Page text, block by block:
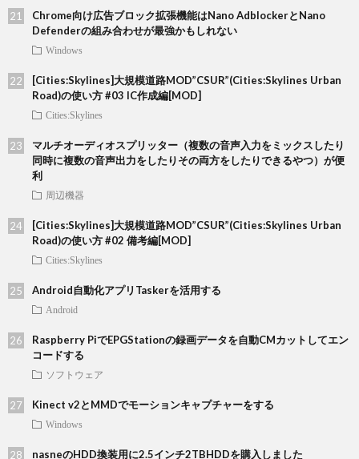
Chrome向け広告ブロック拡張機能はNano AdblockerとNano
Defenderの組み合わせが最強かもしれない
Windows
[Cities:Skylines]大規模道路MOD”CSUR”(Cities:Skylines Urban
Road)の使い方 #03 IC作成編[MOD]
Cities:Skylines
マルチオーディオスプリッター（複数の音声入力をミックスしたり
同時に複数の音声出力をしたりその両方をしたりできるやつ）が便
利
周辺機器
[Cities:Skylines]大規模道路MOD”CSUR”(Cities:Skylines Urban
Road)の使い方 #02 備考編[MOD]
Cities:Skylines
Android自動化アプリTaskerを活用する
Android
Raspberry PiでEPGStationの録画データを自動CMカットしてエン
コードする
ソフトウェア
Kinect v2とMMDでモーションキャプチャーをする
Windows
nasneのHDD換装用に2.5インチ2TBHDDを購入しました